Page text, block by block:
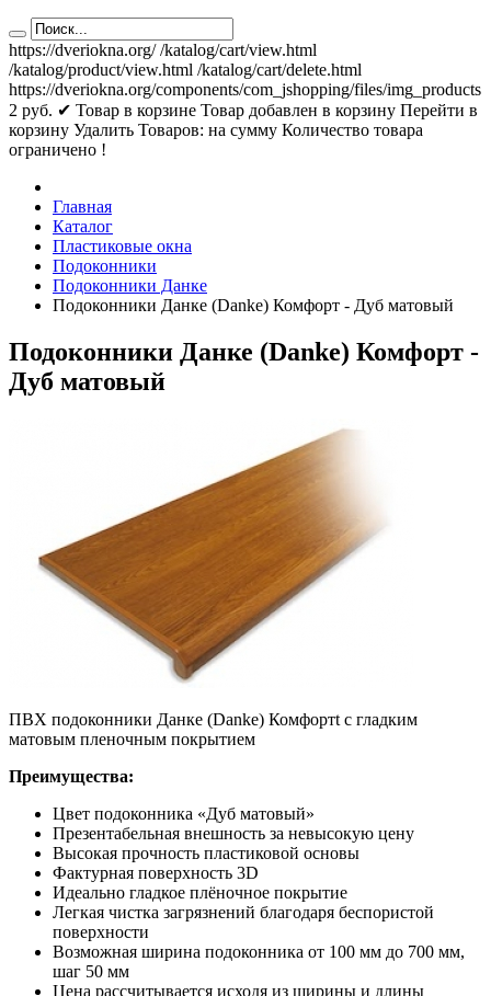
https://dveriokna.org/ /katalog/cart/view.html
/katalog/product/view.html /katalog/cart/delete.html
https://dveriokna.org/components/com_jshopping/files/img_products
2 руб. ✔ Товар в корзине Товар добавлен в корзину Перейти в
корзину Удалить Товаров: на сумму Количество товара
ограничено !
Главная
Каталог
Пластиковые окна
Подоконники
Подоконники Данке
Подоконники Данке (Danke) Комфорт - Дуб матовый
Подоконники Данке (Danke) Комфорт -
Дуб матовый
ПВХ подоконники Данке (Danke) Комфортt с гладким
матовым пленочным покрытием
Преимущества:
Цвет подоконника «Дуб матовый»
Презентабельная внешность за невысокую цену
Высокая прочность пластиковой основы
Фактурная поверхность 3D
Идеально гладкое плёночное покрытие
Легкая чистка загрязнений благодаря беспористой
поверхности
Возможная ширина подоконника от 100 мм до 700 мм,
шаг 50 мм
Цена рассчитывается исходя из ширины и длины